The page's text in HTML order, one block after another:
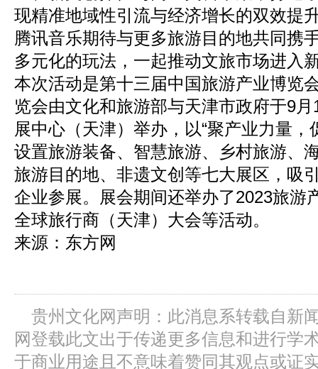
现精准地域性引流与经济增长的双效提
腾讯音乐期待与更多旅游目的地共同携
多元化的玩法，一起推动文旅市场进入
本次活动是第十三届中国旅游产业博览
览会由文化和旅游部与天津市政府于9
展中心（天津）举办，以“聚产业力量，
设置旅游装备、智慧旅游、乡村旅游、
旅游目的地、非遗文创等七大展区，吸
企业参展。展会期间还举办了2023旅游
全球旅行商（天津）大会等活动。
来源：东方网
贵州文化网声明：此消息系转载自新
网登载此文出于传递更多信息和进行学
于商业用途且不意味着赞同其观点或证